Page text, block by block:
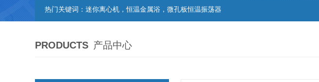
热门关键词： 迷你离心机，恒温金属浴，微孔板恒温振荡器
PRODUCTS 产品中心